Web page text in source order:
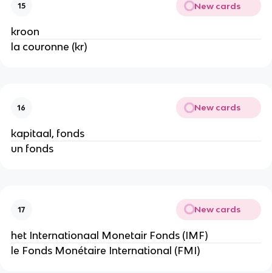
15 New cards
kroon
la couronne (kr)
16 New cards
kapitaal, fonds
un fonds
17 New cards
het Internationaal Monetair Fonds (IMF)
le Fonds Monétaire International (FMI)